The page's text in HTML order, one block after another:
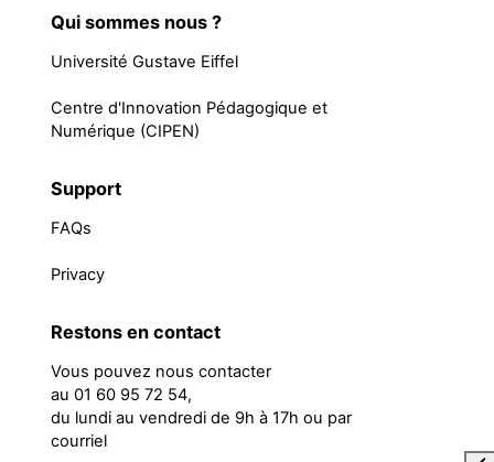
Qui sommes nous ?
Université Gustave Eiffel
Centre d'Innovation Pédagogique et
Numérique (CIPEN)
Support
FAQs
Privacy
Restons en contact
Vous pouvez nous contacter
au 01 60 95 72 54,
du lundi au vendredi de 9h à 17h ou par
courriel